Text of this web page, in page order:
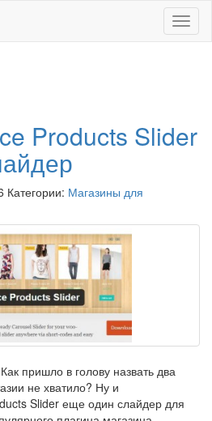
Меню
Products Slider
Магазины для
пришло в голову назвать два
не хватило? Ну и
Slider еще один слайдер для